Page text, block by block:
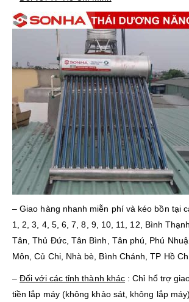
– Giao hàng nhanh miễn phí và kéo bồn tại
1, 2, 3, 4, 5, 6, 7, 8, 9, 10, 11, 12, Bình
Tân, Thủ Đức, Tân Bình, Tân phú, Phú
Môn, Củ Chi, Nhà bè, Bình Chánh, TP Hồ
–Đối với các tỉnh thành khác : Chỉ hổ trợ
tiền lắp máy (không khảo sát, không lắp